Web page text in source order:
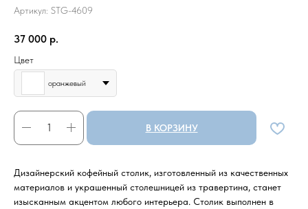
Артикул: STG-4609
37 000 р.
Цвет
оранжевый
В КОРЗИНУ
Дизайнерский кофейный столик, изготовленный из качественных
материалов и украшенный столешницей из травертина, станет
изысканным акцентом любого интерьера. Столик выполнен в